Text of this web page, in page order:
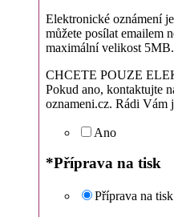
Elektronické oznámení
můžete posílat emailem
maximální velikost 5MB.
CHCETE POUZE
Pokud ano, kontaktujte
oznameni.cz. Rádi Vám
Ano
*Příprava na tisk
Příprava na